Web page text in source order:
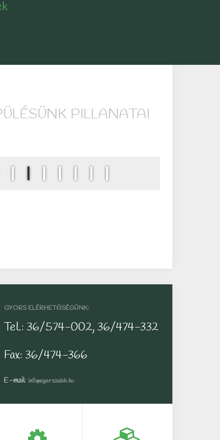
PILLANATAI
GYORS ELÉRHETŐSÉGÜNK:
Tel.: 36/574-002, 36/474-332
Fax: 36/474-366
E-mail: info@egerszalok.hu